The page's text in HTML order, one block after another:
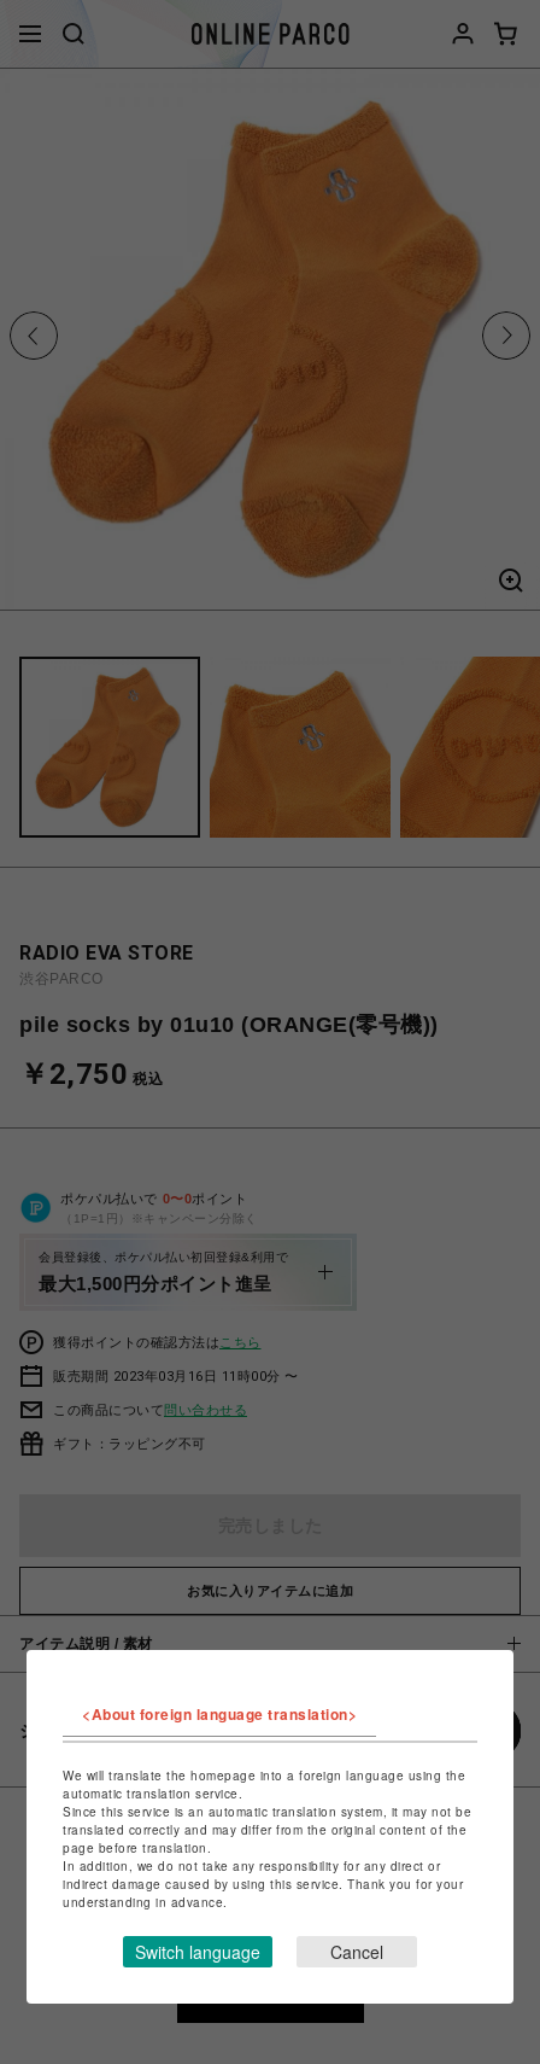
RADIO EVA STORE
渋谷PARCO
pile socks by 01u10 (ORANGE(零号機))
￥2,750 税込
ポケパル払いで 0〜0ポイント
（1P=1円）※キャンペーン分除く
会員登録後、ポケパル払い初回登録&利用で
最大1,500円分ポイント進呈
獲得ポイントの確認方法は こちら
販売期間 2023年03月16日 11時00分 〜
この商品について問い合わせる
ギフト：ラッピング不可
お気に入りアイテムに追加
アイテム説明 / 素材
シェアする
<About foreign language translation>
We will translate the homepage into a foreign language using the
automatic translation service.
Since this service is an automatic translation system, it may not be
translated correctly and may differ from the original content of the
page before translation.
In addition, we do not take any responsibility for any direct or
indirect damage caused by using this service. Thank you for your
understanding in advance.
Switch language Cancel